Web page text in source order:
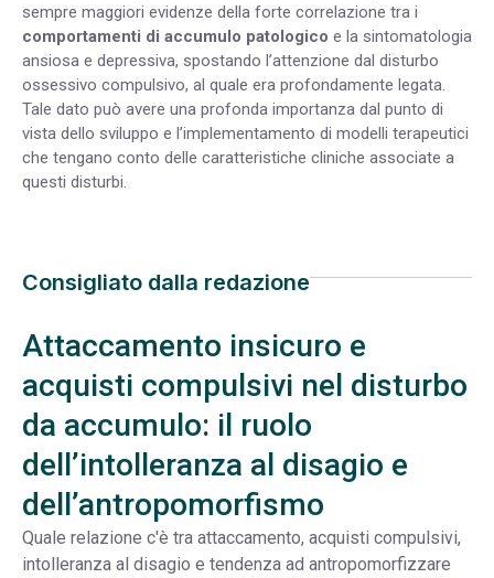
sempre maggiori evidenze della forte correlazione tra i
comportamenti di accumulo patologico e la sintomatologia
ansiosa e depressiva, spostando l’attenzione dal disturbo
ossessivo compulsivo, al quale era profondamente legata.
Tale dato può avere una profonda importanza dal punto di
vista dello sviluppo e l’implementamento di modelli terapeutici
che tengano conto delle caratteristiche cliniche associate a
questi disturbi.
Consigliato dalla redazione
Attaccamento insicuro e
acquisti compulsivi nel disturbo
da accumulo: il ruolo
dell’intolleranza al disagio e
dell’antropomorfismo
Quale relazione c'è tra attaccamento, acquisti compulsivi,
intolleranza al disagio e tendenza ad antropomorfizzare